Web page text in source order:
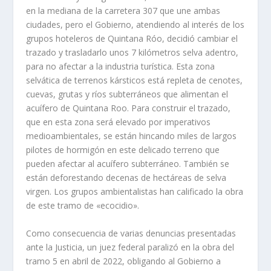
en la mediana de la carretera 307 que une ambas
ciudades, pero el Gobierno, atendiendo al interés de los
grupos hoteleros de Quintana Róo, decidió cambiar el
trazado y trasladarlo unos 7 kilómetros selva adentro,
para no afectar a la industria turística. Esta zona
selvática de terrenos kársticos está repleta de cenotes,
cuevas, grutas y ríos subterráneos que alimentan el
acuífero de Quintana Roo. Para construir el trazado,
que en esta zona será elevado por imperativos
medioambientales, se están hincando miles de largos
pilotes de hormigón en este delicado terreno que
pueden afectar al acuífero subterráneo. También se
están deforestando decenas de hectáreas de selva
virgen. Los grupos ambientalistas han calificado la obra
de este tramo de «ecocidio».
Como consecuencia de varias denuncias presentadas
ante la Justicia, un juez federal paralizó en la obra del
tramo 5 en abril de 2022, obligando al Gobierno a